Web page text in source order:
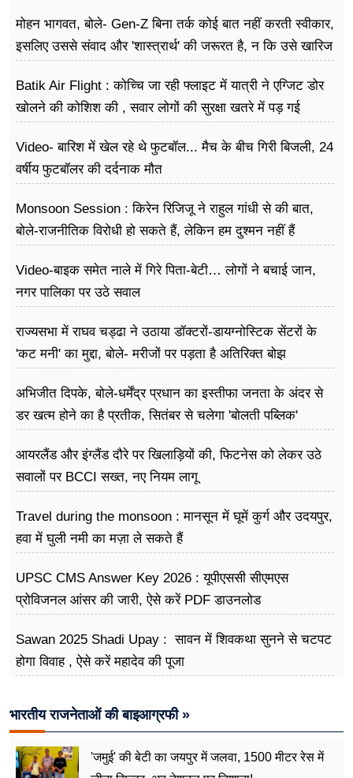
मोहन भागवत, बोले- Gen-Z बिना तर्क कोई बात नहीं करती स्वीकार,
इसलिए उससे संवाद और 'शास्त्रार्थ' की जरूरत है, न कि उसे खारिज
Batik Air Flight : कोच्चि जा रही फ्लाइट में यात्री ने एग्जिट डोर
खोलने की कोशिश की , सवार लोगों की सुरक्षा खतरे में पड़ गई
Video- बारिश में खेल रहे थे फुटबॉल... मैच के बीच गिरी बिजली, 24
वर्षीय फुटबॉलर की दर्दनाक मौत
Monsoon Session : किरेन रिजिजू ने राहुल गांधी से की बात,
बोले-राजनीतिक विरोधी हो सकते हैं, लेकिन हम दुश्मन नहीं हैं
Video-बाइक समेत नाले में गिरे पिता-बेटी… लोगों ने बचाई जान,
नगर पालिका पर उठे सवाल
राज्यसभा में राघव चड्ढा ने उठाया डॉक्टरों-डायग्नोस्टिक सेंटरों के
'कट मनी' का मुद्दा, बोले- मरीजों पर पड़ता है अ​तिरिक्त बोझ
अभिजीत दिपके, बोले-धर्मेंद्र प्रधान का इस्तीफा जनता के अंदर से
डर खत्म होने का है प्रतीक, सितंबर से चलेगा 'बोलती पब्लिक'
आयरलैंड और इंग्लैंड दौरे पर खिलाड़ियों की, फिटनेस को लेकर उठे
सवालों पर BCCI सख्त, नए नियम लागू
Travel during the monsoon : मानसून में घूमें कुर्ग और उदयपुर,
हवा में घुली नमी का मज़ा ले सकते हैं
UPSC CMS Answer Key 2026 : यूपीएससी सीएमएस
प्रोविजनल आंसर की जारी, ऐसे करें PDF डाउनलोड
Sawan 2025 Shadi Upay : सावन में शिवकथा सुनने से चटपट
होगा विवाह , ऐसे करें महादेव की पूजा
भारतीय राजनेताओं की बाइआग्रफी »
'जमुई' की बेटी का जयपुर में जलवा, 1500 मीटर रेस में